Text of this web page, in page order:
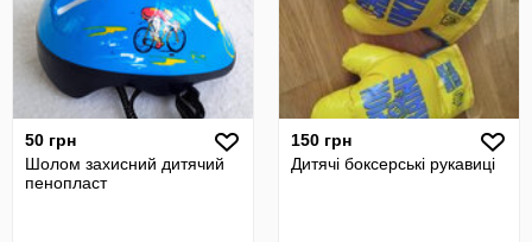
50 грн
Шолом захисний дитячий
пенопласт
150 грн
Дитячі боксерські рукавиці